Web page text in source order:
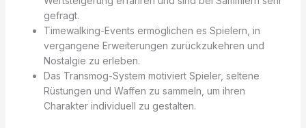
gefragt.
Timewalking-Events ermöglichen es Spielern, in
vergangene Erweiterungen zurückzukehren und
Nostalgie zu erleben.
Das Transmog-System motiviert Spieler, seltene
Rüstungen und Waffen zu sammeln, um ihren
Charakter individuell zu gestalten.